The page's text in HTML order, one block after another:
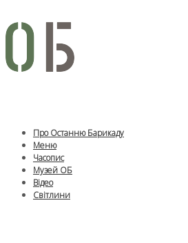
Про Останню Барикаду
Меню
Часопис
Музей ОБ
Відео
Світлини